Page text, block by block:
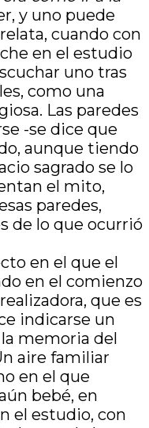
y uno puede
cuando con
en el estudio
uno tras
como una
Las paredes
-se dice que
aunque tiendo
sagrado se lo
el mito,
paredes,
de lo que ocurrió
en el que el
en el comienzo
que es
indicarse un
memoria del
aire familiar
en el que
bebé, en
el estudio, con